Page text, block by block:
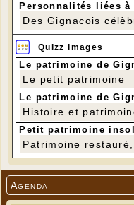
Agenda
Personnalités liées
Des Gignacois
Quizz images
Le patrimoine de
Le petit patrimoine
Le patrimoine de
Histoire et
Petit patrimoine
Patrimoine